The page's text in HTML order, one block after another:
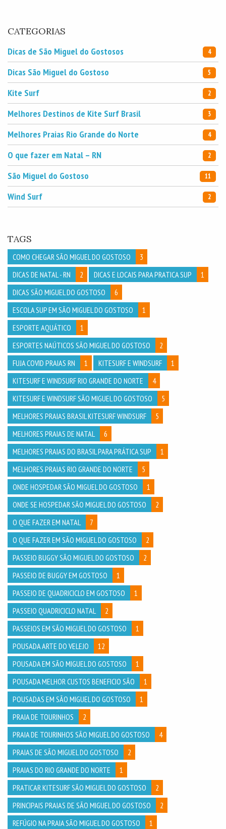
CATEGORIAS
Dicas de São Miguel do Gostosos
4
Dicas São Miguel do Gostoso 5
Kite Surf 2
Melhores Destinos de Kite Surf Brasil 3
Melhores Praias Rio Grande do Norte 4
O que fazer em Natal – RN 2
São Miguel do Gostoso 11
Wind Surf 2
TAGS
COMO CHEGAR SÃO MIGUEL DO GOSTOSO
3
DICAS DE NATAL - RN
2 DICAS E LOCAIS PARA PRATICA SUP
1
DICAS SÃO MIGUEL DO GOSTOSO
6
ESCOLA SUP EM SÃO MIGUEL DO GOSTOSO
1
ESPORTE AQUÁTICO
1
ESPORTES NAÚTICOS SÃO MIGUEL DO GOSTOSO
2
FUJA COVID PRAIAS RN
1 KITESURF E WINDSURF
1
KITESURF E WINDSURF RIO GRANDE DO NORTE
4
KITESURF E WINDSURF SÃO MIGUEL DO GOSTOSO
5
MELHORES PRAIAS BRASIL KITESURF WINDSURF
5
MELHORES PRAIAS DE NATAL
6
MELHORES PRAIAS DO BRASIL PARA PRÁTICA SUP
1
MELHORES PRAIAS RIO GRANDE DO NORTE
5
ONDE HOSPEDAR SÃO MIGUEL DO GOSTOSO
1
ONDE SE HOSPEDAR SÃO MIGUEL DO GOSTOSO
2
O QUE FAZER EM NATAL
7
O QUE FAZER EM SÃO MIGUEL DO GOSTOSO
2
PASSEIO BUGGY SÃO MIGUEL DO GOSTOSO
2
PASSEIO DE BUGGY EM GOSTOSO
1
PASSEIO DE QUADRICICLO EM GOSTOSO
1
PASSEIO QUADRICICLO NATAL
2
PASSEIOS EM SÃO MIGUEL DO GOSTOSO
1
POUSADA ARTE DO VELEJO
12
POUSADA EM SÃO MIGUEL DO GOSTOSO
1
POUSADA MELHOR CUSTOS BENEFICIO SÃO
1
POUSADAS EM SÃO MIGUEL DO GOSTOSO
1
PRAIA DE TOURINHOS
2
PRAIA DE TOURINHOS SÃO MIGUEL DO GOSTOSO
4
PRAIAS DE SÃO MIGUEL DO GOSTOSO
2
PRAIAS DO RIO GRANDE DO NORTE
1
PRATICAR KITESURF SÃO MIGUEL DO GOSTOSO
2
PRINCIPAIS PRAIAS DE SÃO MIGUEL DO GOSTOSO
2
REFÚGIO NA PRAIA SÃO MIGUEL DO GOSTOSO
1